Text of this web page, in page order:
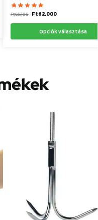
Ft65,100 Ft62,000
Opciók választása